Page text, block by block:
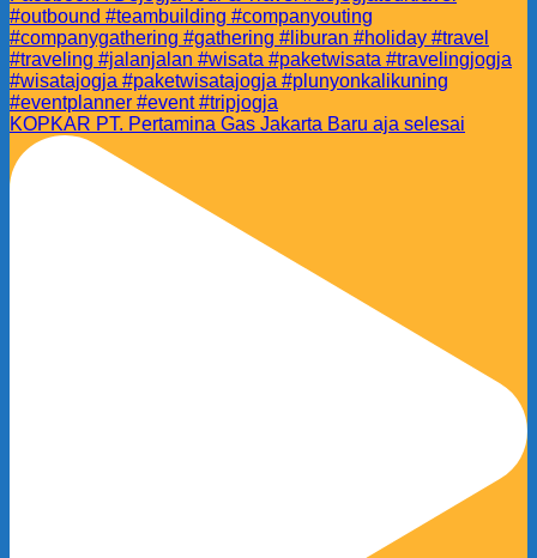
KOPKAR PT. Pertamina Gas Jakarta Baru aja selesai